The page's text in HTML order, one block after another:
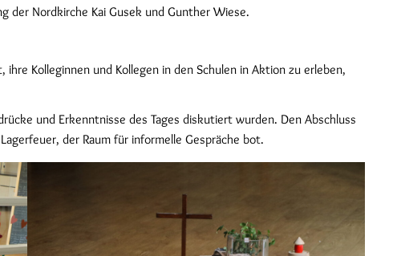
der Nordkirche Kai Gusek und Gunther Wiese.
Kolleginnen und Kollegen in den Schulen in Aktion zu erleben,
und Erkenntnisse des Tages diskutiert wurden. Den Abschluss
der Raum für informelle Gespräche bot.